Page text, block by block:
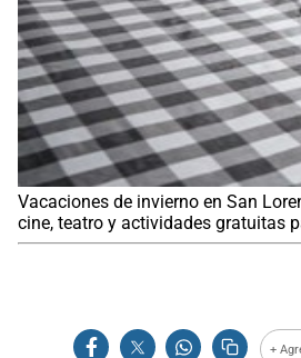
Vacaciones de invierno en San
cine, teatro y actividades gratuitas
+